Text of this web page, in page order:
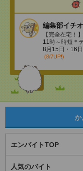
編集部イチ
【完全在宅！
11時～時短＊
8月15日・16
(8/7UP!)
か
エンバイトTOP
人気のバイト